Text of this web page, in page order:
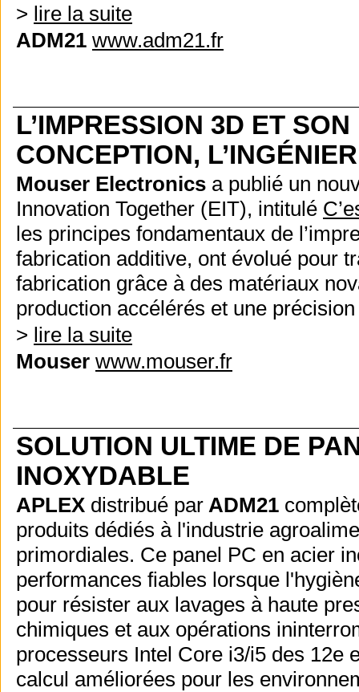
> lire la suite
ADM21 www.adm21.fr
L’IMPRESSION 3D ET
CONCEPTION,
Mouser Electronics a publié un
Innovation Together (EIT), intitulé
les principes fondamentaux de
fabrication additive, ont évolué pour
fabrication grâce à des matériaux
production accélérés et une
> lire la suite
Mouser www.mouser.fr
SOLUTION ULTIME DE
INOXYDABLE
APLEX distribué par ADM21
produits dédiés à l'industrie
primordiales. Ce panel PC en acier
performances fiables lorsque
pour résister aux lavages à haute
chimiques et aux opérations
processeurs Intel Core i3/i5 des 12e
calcul améliorées pour les